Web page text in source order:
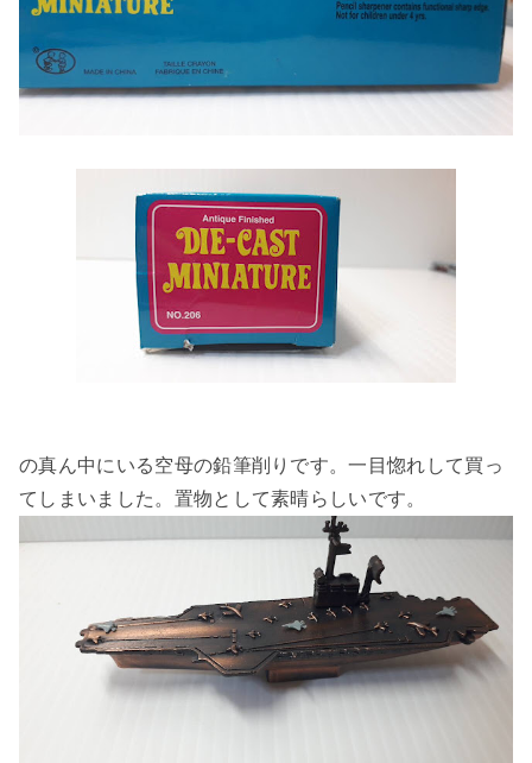
の真ん中にいる空母の鉛筆削りです。一目惚れして買っ
てしまいました。置物として素晴らしいです。